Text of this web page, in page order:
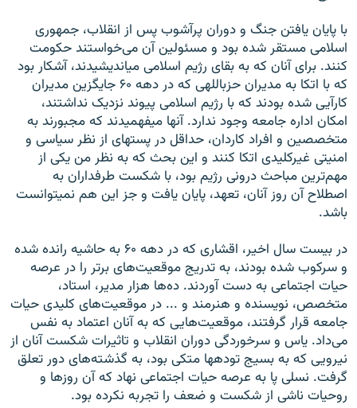
با پايان يافتن جنگ و دوران پرآشوب پس از انقلاب، جمهوری
اسلامی مستقر شده بود و مسئولين آن می‏‌خواستند حکومت
کنند. برای آنان که به بقای رژيم اسلامی می‏انديشيدند، آشکار بود
که با اتکا به مديران حزب‏اللهی که در دهه ۶۰ جايگزين مديران
کارآيی شده بودند که با رژيم اسلامی پيوند نزديک نداشتند،
امکان اداره جامعه وجود ندارد. آنها می‏فهميدند که مجبورند به
متخصصين و افراد کاردان، حداقل در پست‏های از نظر سياسی و
امنيتی غيرکليدی اتکا کنند و اين بحث که به نظر من يکی از
مهم‌ترين مباحث درونی رژيم بود، با شکست طرفداران به
اصطلاح آن روز آنان، تعهد، پايان يافت و جز اين هم نمی‏توانست
باشد.
در بيست سال اخير، اقشاری که در دهه ۶۰ به حاشيه رانده شده
و سرکوب شده بودند، به تدريج موقعيت‌های برتر را در عرصه
حيات اجتماعی به دست آوردند. ده‌ها هزار مدير، استاد،
متخصص، نويسنده و هنرمند و ... در موقعيت‌های کليدی حيات
جامعه قرار گرفتند، موقعيت‌هايی که به آنان اعتماد به نفس
می‌داد. ياس و سرخوردگی دوران انقلاب و تاثيرات شکست آنان از
نيرويی که به بسيج توده‏ها متکی بود، به گذشته‌های دور تعلق
گرفت. نسلی پا به عرصه حيات اجتماعی نهاد که آن روزها و
روحيات ناشی از شکست و ضعف را تجربه نکرده بود.